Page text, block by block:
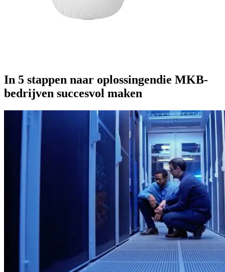
In 5 stappen naar oplossingendie MKB-
bedrijven succesvol maken